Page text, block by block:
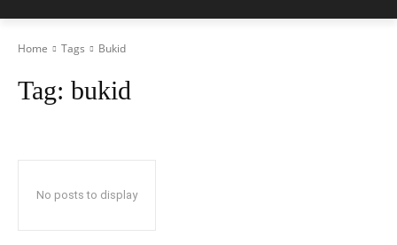
Home Tags Bukid
Tag: bukid
No posts to display